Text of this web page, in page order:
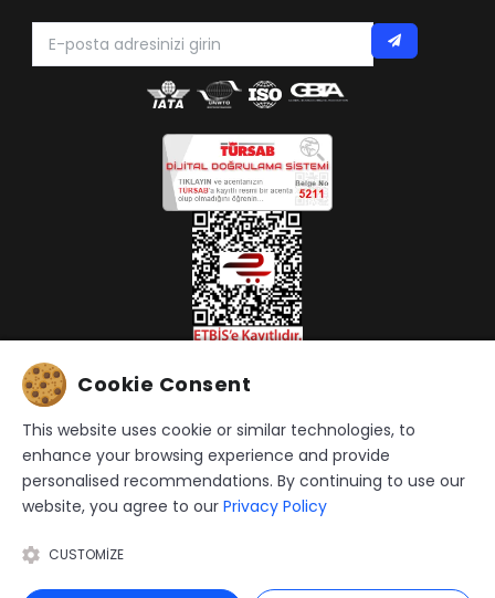
Gizlilik Politikası KVKK Başvuru
HIS Global web sitesinin tüm seyahat hizmetleri His
Uluslararası Turizm Sey. Acentası Ltd. Sti. tarafından
Cookie Consent
This website uses cookie or similar technologies, to
enhance your browsing experience and provide
personalised recommendations. By continuing to use our
website, you agree to our Privacy Policy
CUSTOMIZE